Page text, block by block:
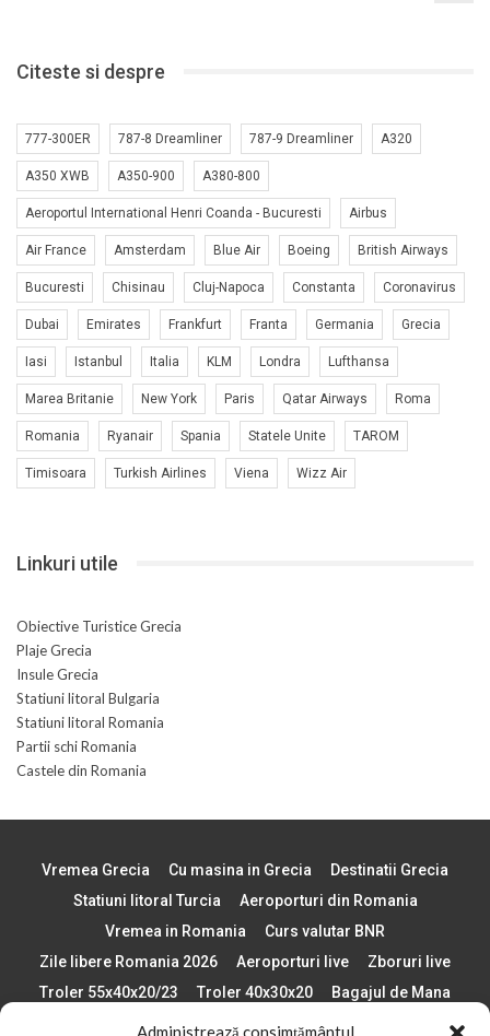
Administrează consimțământul
Citeste si despre
777-300ER 787-8 Dreamliner 787-9 Dreamliner A320
A350 XWB A350-900 A380-800
Aeroportul International Henri Coanda - Bucuresti Airbus
Air France Amsterdam Blue Air Boeing British Airways
Bucuresti Chisinau Cluj-Napoca Constanta Coronavirus
Dubai Emirates Frankfurt Franta Germania Grecia
Iasi Istanbul Italia KLM Londra Lufthansa
Marea Britanie New York Paris Qatar Airways Roma
Romania Ryanair Spania Statele Unite TAROM
Timisoara Turkish Airlines Viena Wizz Air
Linkuri utile
Obiective Turistice Grecia
Plaje Grecia
Insule Grecia
Statiuni litoral Bulgaria
Statiuni litoral Romania
Partii schi Romania
Castele din Romania
Vremea Grecia Cu masina in Grecia
Destinatii Grecia
Statiuni litoral Turcia
Aeroporturi din Romania
Vremea in Romania
Curs valutar BNR
Zile libere Romania 2026
Aeroporturi live
Zboruri live
Troler 55x40x20/23
Troler 40x30x20
Bagajul de Mana
Paste 2026
Cele mai bune telefoane